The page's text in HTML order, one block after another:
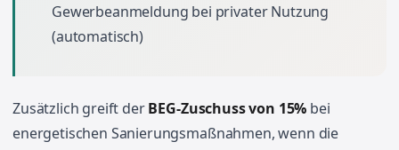
Gewerbeanmeldung bei privater Nutzung
(automatisch)
Zusätzlich greift derBEG-Zuschuss von 15% bei
energetischen Sanierungsmaßnahmen, wenn die